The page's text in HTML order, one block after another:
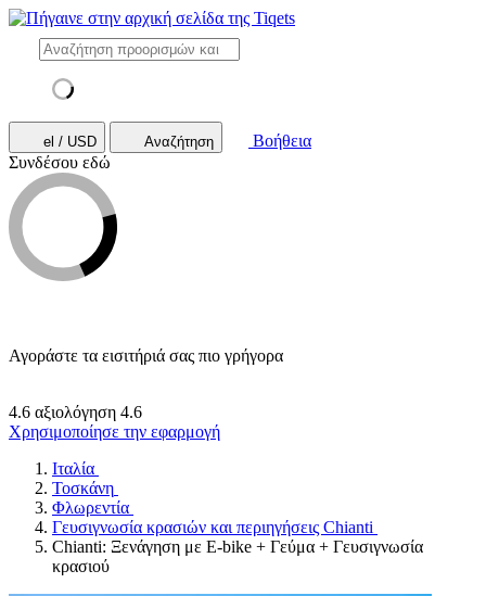
el / USD Αναζήτηση
Βοήθεια
Συνδέσου εδώ
Αγοράστε τα εισιτήριά σας πιο γρήγορα
4.6 αξιολόγηση 4.6
Χρησιμοποίησε την εφαρμογή
Ιταλία
Τοσκάνη
Φλωρεντία
Γευσιγνωσία κρασιών και περιηγήσεις Chianti
Chianti: Ξενάγηση με E-bike + Γεύμα + Γευσιγνωσία
κρασιού